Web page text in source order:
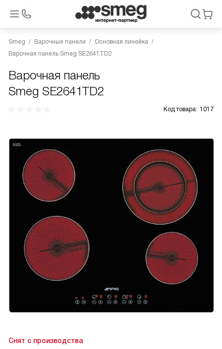
Smeg Варочные панели
Основная линейка
Варочная панель Smeg SE2641TD2
Варочная панель
Smeg SE2641TD2
Код товара: 1017
Снят с производства